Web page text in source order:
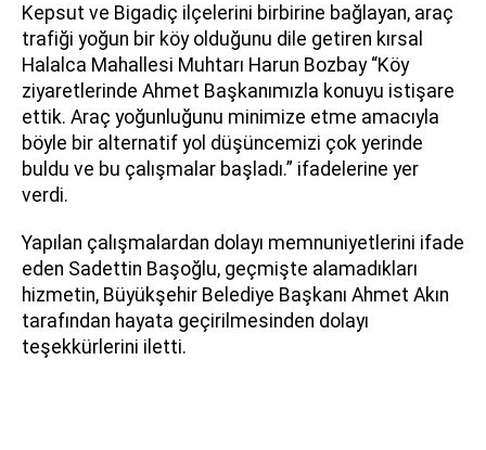
Kepsut ve Bigadiç ilçelerini birbirine bağlayan, araç
trafiği yoğun bir köy olduğunu dile getiren kırsal
Halalca Mahallesi Muhtarı Harun Bozbay “Köy
ziyaretlerinde Ahmet Başkanımızla konuyu istişare
ettik. Araç yoğunluğunu minimize etme amacıyla
böyle bir alternatif yol düşüncemizi çok yerinde
buldu ve bu çalışmalar başladı.” ifadelerine yer
verdi.
Yapılan çalışmalardan dolayı memnuniyetlerini ifade
eden Sadettin Başoğlu, geçmişte alamadıkları
hizmetin, Büyükşehir Belediye Başkanı Ahmet Akın
tarafından hayata geçirilmesinden dolayı
teşekkürlerini iletti.